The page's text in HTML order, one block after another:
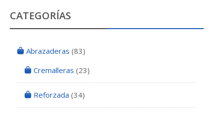
CATEGORÍAS
Abrazaderas (83)
Cremalleras (23)
Reforzada (34)